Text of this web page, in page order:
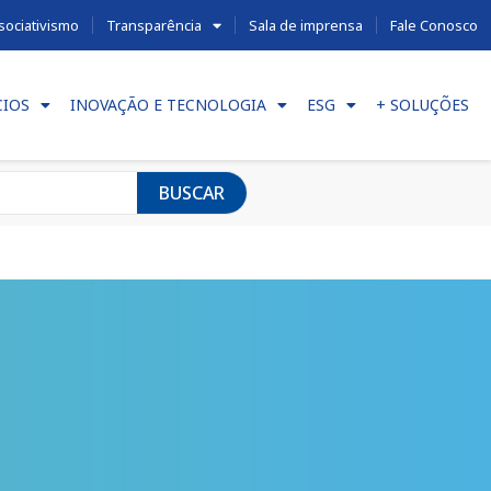
Transparência Sala de imprensa Fale Conosco
INOVAÇÃO E TECNOLOGIA ESG + SOLUÇÕES
BUSCAR